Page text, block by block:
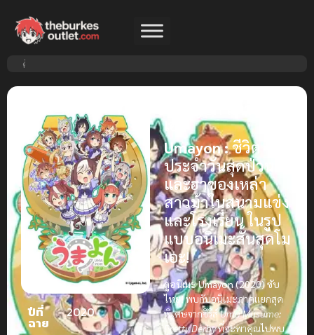
ปีที่
ฉาย
2020
เอะ
Umayon :ชีวิต
ประจำวันสุดป่วน
และฮาของเหล่า
สาวม้าในสนามแข่ง
และโรงเรียน ในรูป
แบบอนิเมะสั้นสุดโม
เอะ!
ดูอนิเมะ Umayon (2020) ซับ
ไทย!พบกับอนิเมะภาคแยกสุด
พิเศษจากซีรีส์Uma Musume:
Pretty Derbyที่จะพาคุณไปพบ